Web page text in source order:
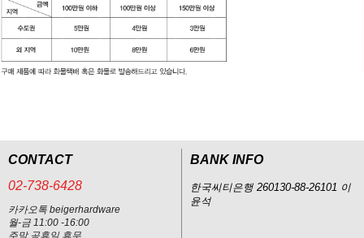
CONTACT
02-738-6428
카카오톡 beigerhardware
월-금 11:00 -16:00
주말,공휴일 휴무
BANK INFO
한국씨티은행 260130-88-26101 이
윤석